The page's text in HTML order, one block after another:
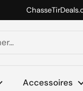
Accessoires